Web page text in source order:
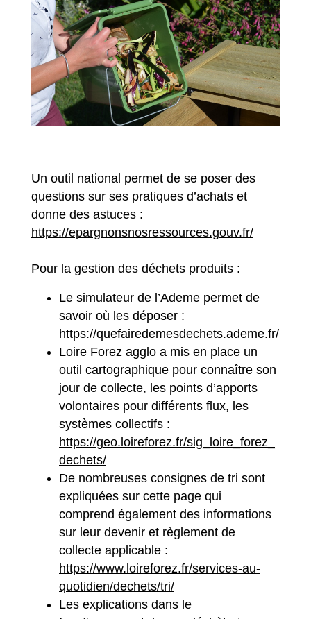
Un outil national permet de se poser des
questions sur ses pratiques d’achats et
donne des astuces :
https://epargnonsnosressources.gouv.fr/
Pour la gestion des déchets produits :
Le simulateur de l’Ademe permet de
savoir où les déposer :
https://quefairedemesdechets.ademe.fr/
Loire Forez agglo a mis en place un
outil cartographique pour connaître son
jour de collecte, les points d’apports
volontaires pour différents flux, les
systèmes collectifs :
https://geo.loireforez.fr/sig_loire_forez_
dechets/
De nombreuses consignes de tri sont
expliquées sur cette page qui
comprend également des informations
sur leur devenir et règlement de
collecte applicable :
https://www.loireforez.fr/services-au-
quotidien/dechets/tri/
Les explications dans le